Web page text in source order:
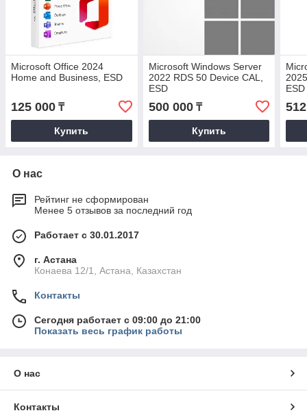
Microsoft Office 2024
Home and Business, ESD
125 000 ₸
Купить
Microsoft Windows Server
2022 RDS 50 Device CAL,
ESD
500 000₸
Купить
ESD
О нас
Рейтинг не сформирован
Менее 5 отзывов за последний год
Работает с 30.01.2017
г. Астана
Конаева 12/1, Астана, Казахстан
Контакты
Сегодня работает с 09:00 до 21:00
Показать весь график работы
О нас
Контакты